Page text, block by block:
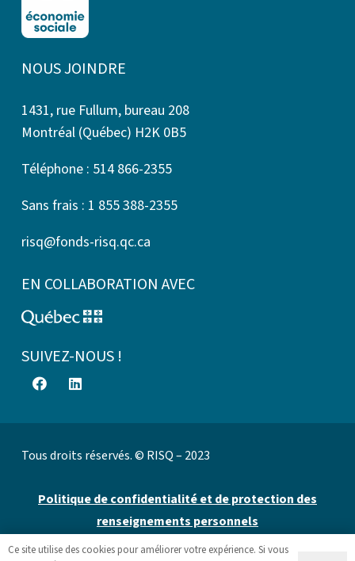
NOUS JOINDRE
1431, rue Fullum, bureau 208
Montréal (Québec) H2K 0B5
Téléphone : 514 866-2355
Sans frais : 1 855 388-2355
risq@fonds-risq.qc.ca
EN COLLABORATION AVEC
SUIVEZ-NOUS !
Tous droits réservés. © RISQ – 2023
Politique de confidentialité et de protection des
renseignements personnels
Ce site utilise des cookies pour améliorer votre expérience. Si vous